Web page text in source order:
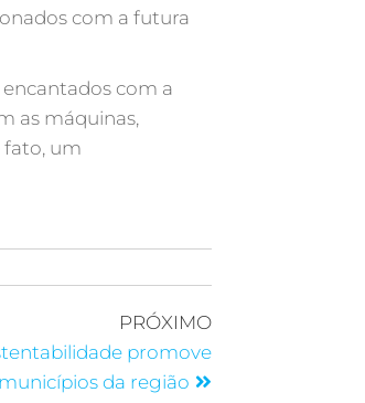
com a futura
com a
as máquinas,
fato, um
PRÓXIMO
promove
da região